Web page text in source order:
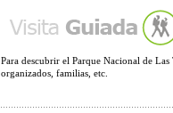
Para descubrir el Parque Nacional de
organizados, familias, etc.